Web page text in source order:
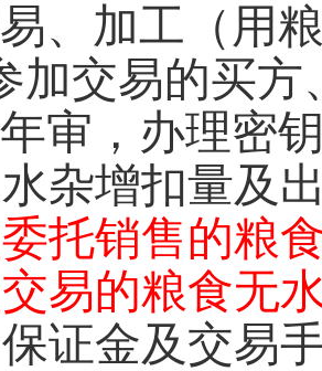
、加工（用
加交易的买
审，办理密
杂增扣量及
托销售的粮
易的粮食无
证金及交易